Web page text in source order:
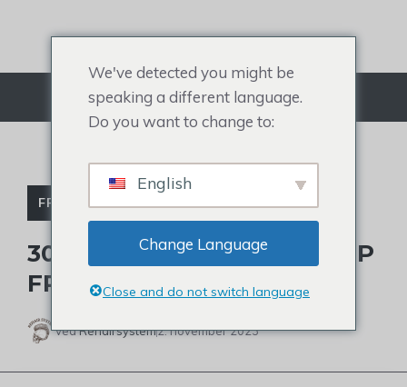
Menu
FRISURER TIL KVINDER
30 MEST TRENDY BIXIE-KLIP
FRA 2023 TIL 2024
VedRehairsystem2. november 2023
We've detected you might be
speaking a different language.
Do you want to change to:
English
Change Language
Close and do not switch language